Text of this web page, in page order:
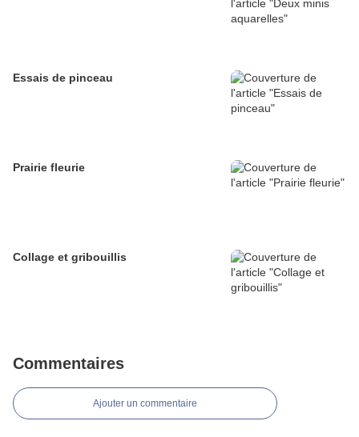
Essais de pinceau
Prairie fleurie
Collage et gribouillis
Commentaires
Ajouter un commentaire